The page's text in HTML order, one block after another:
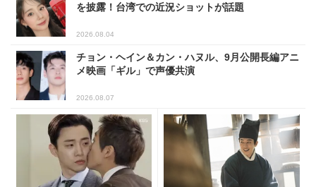
を披露！台湾での近況ショットが話題
2026.08.04
チョン・ヘイン＆カン・ハヌル、9月公開長編アニ
メ映画「ギル」で声優共演
2026.08.07